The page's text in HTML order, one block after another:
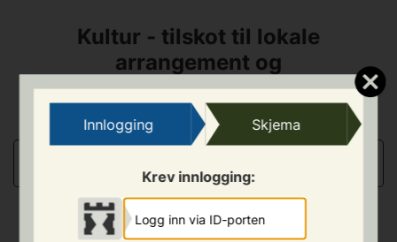
Innlogging Skjema
Krev innlogging:
Logg inn via ID-porten
Kultur - tilskot til lokale
arrangement og
samarbeidsprosjekt
(underskotsgaranti)